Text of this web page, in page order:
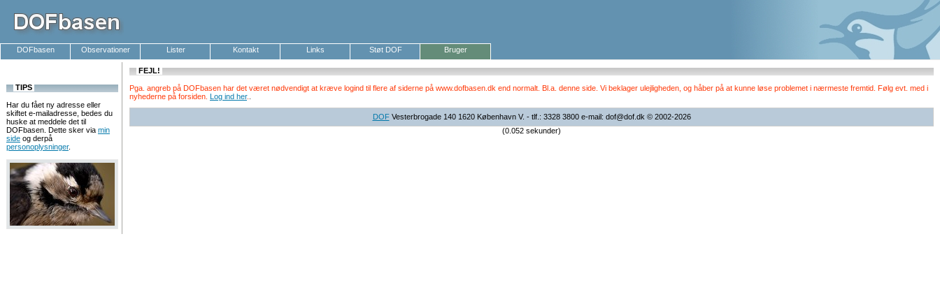
DOFbasen Observationer Lister Kontakt Links Støt DOF Bruger
TIPS
Har du fået ny adresse eller
skiftet e-mailadresse, bedes du
huske at meddele det til
DOFbasen. Dette sker via min
side og derpå
personoplysninger.
FEJL!
Pga. angreb på DOFbasen har det været nødvendigt at kræve logind til flere af siderne på www.dofbasen.dk end normalt. Bl.a. denne side. Vi beklager ulejligheden, og håber på at kunne løse problemet i nærmeste fremtid. Følg evt. med i
nyhederne på forsiden. Log ind her.
DOFVesterbrogade 140 1620 København V. - tlf.: 3328 3800 e-mail: dof@dof.dk © 2002-2026
(0.052 sekunder)